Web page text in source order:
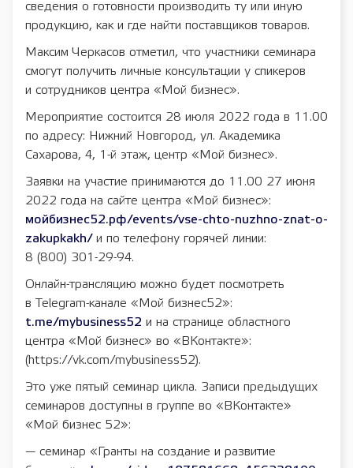
сведения о готовности производить ту или иную
продукцию, как и где найти поставщиков товаров.
Максим Черкасов отметил, что участники семинара
смогут получить личные консультации у спикеров
и сотрудников центра «Мой бизнес».
Мероприятие состоится 28 июля 2022 года в 11.00
по адресу: Нижний Новгород, ул. Академика
Сахарова, 4, 1-й этаж, центр «Мой бизнес».
Заявки на участие принимаются до 11.00 27 июня
2022 года на сайте центра «Мой бизнес»:
мойбизнес52.рф/events/vse-chto-nuzhno-znat-o-
zakupkakh/ и по телефону горячей линии:
8 (800) 301-29-94.
Онлайн-трансляцию можно будет посмотреть
в Telegram-канале «Мой бизнес52»:
t.me/mybusiness52 и на странице областного
центра «Мой бизнес» во «ВКонтакте»:
(https://vk.com/mybusiness52).
Это уже пятый семинар цикла. Записи предыдущих
семинаров доступны в группе во «ВКонтакте»
«Мой бизнес 52»:
— семинар «Гранты на создание и развитие